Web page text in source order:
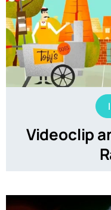
Videoclip